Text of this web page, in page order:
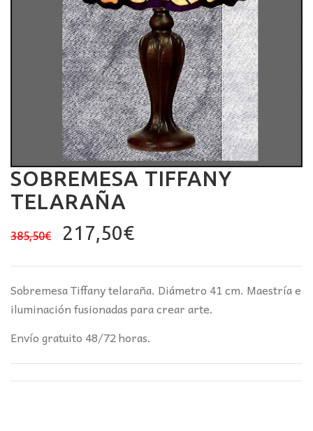
SOBREMESA TIFFANY
TELARAÑA
385,50€
El
original
era:
385,50€.
217,50€El
actual
es:
217,50€.
Sobremesa Tiffany telaraña. Diámetro 41 cm. Maestría e
iluminación fusionadas para crear arte.
Envío gratuito 48/72 horas.